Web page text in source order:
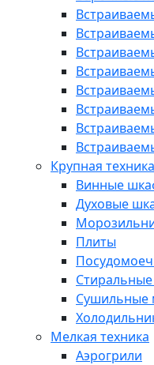
Крупная техника
Винные
Духовые
Плиты
Мелкая техника
Аэрогрили